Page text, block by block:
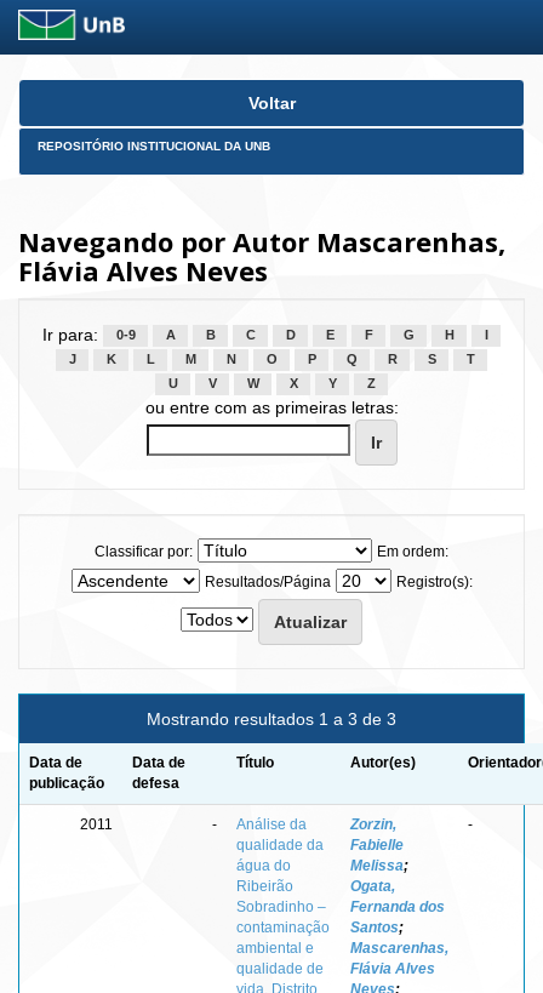
Skip
Voltar
REPOSITÓRIO INSTITUCIONAL DA UNB
Navegando por Autor Mascarenhas,
Flávia Alves Neves
Ir para: 0-9 A B C D E F G H
J
K L M N O P Q R S
T
U
V W X Y Z
ou entre com as primeiras letras:
Classificar por:
Em ordem:
Resultados/Página
Registro(s):
Mostrando resultados 1 a 3 de 3
Data de
publicação
Data de
defesa
Título Autor(es)
2011 -
Análise da
qualidade da
água do
Ribeirão
Sobradinho –
contaminação
ambiental e
qualidade de
vida, Distrito
Zorzin,
Fabielle
Melissa;
Ogata,
Fernanda dos
Santos;
Mascarenhas,
Flávia Alves
Neves;
-